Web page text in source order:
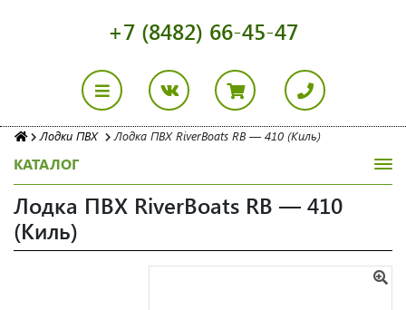
+7 (8482) 66-45-47
Лодки ПВХ Лодка ПВХ RiverBoats RB — 410 (Киль)
КАТАЛОГ
Лодка ПВХ RiverBoats RB — 410
(Киль)